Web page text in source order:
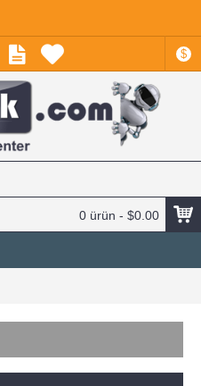
$
0 ürün - $0.00